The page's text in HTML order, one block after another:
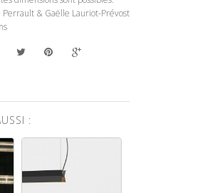
& Gaëlle Lauriot-Prévost
: